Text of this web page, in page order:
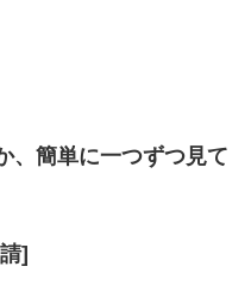
、簡単に一つずつ見て
請]